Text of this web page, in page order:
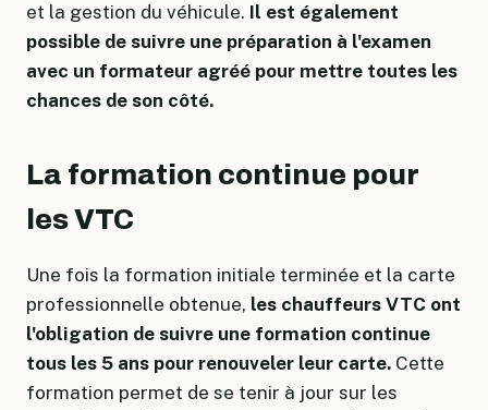
et la gestion du véhicule. Il est également
possible de suivre une préparation à l'examen
avec un formateur agréé pour mettre toutes les
chances de son côté.
La formation continue pour
les VTC
Une fois la formation initiale terminée et la carte
professionnelle obtenue, les chauffeurs VTC ont
l'obligation de suivre une formation continue
tous les 5 ans pour renouveler leur carte. Cette
formation permet de se tenir à jour sur les